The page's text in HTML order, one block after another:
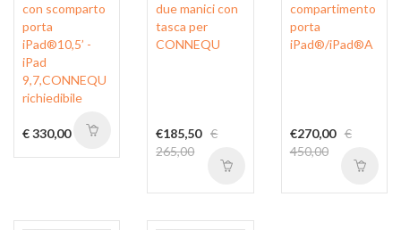
con scomparto
porta
iPad®10,5’ -
iPad
9,7,CONNEQU
richiedibile
€ 330,00
due manici con
tasca per
CONNEQU
€185,50 €
265,00
compartimento
porta
iPad®/iPad®A
€270,00 €
450,00